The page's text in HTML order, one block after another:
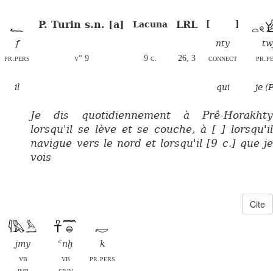
P. Turin s.n. [a] Lacuna LRL [ ]
f nty
pr.pers v° 9 9 c. 26, 3 connect
il qui je
Je dis quotidiennement à Prê-Horakhty
lorsqu'il se lève et se couche, à [ ] lorsqu'il
navigue vers le nord et lorsqu'il [9 c.] que je
vois
Cite
jmy ꜥnḫ k
vb
vb
pr.pers